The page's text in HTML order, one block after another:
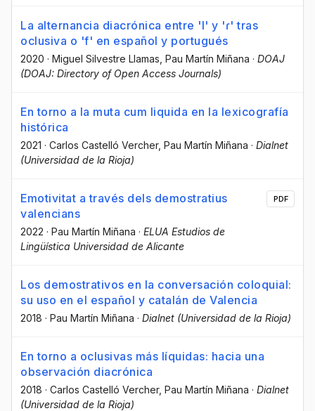
La alternancia diacrónica entre 'l' y 'ɾ' tras
oclusiva o 'f' en español y portugués
2020 · Miguel Silvestre Llamas , Pau Martín Miñana · DOAJ
(DOAJ: Directory of Open Access Journals)
En torno a la muta cum liquida en la lexicografía
histórica
2021 · Carlos Castelló Vercher, Pau Martín Miñana · Dialnet
(Universidad de la Rioja)
Emotivitat a través dels demostratius
valencians
2022 · Pau Martín Miñana · ELUA Estudios de
Lingüística Universidad de Alicante
PDF
Los demostrativos en la conversación coloquial:
su uso en el español y catalán de Valencia
2018 · Pau Martín Miñana · Dialnet (Universidad de la Rioja)
En torno a oclusivas más líquidas: hacia una
observación diacrónica
2018 · Carlos Castelló Vercher, Pau Martín Miñana · Dialnet
(Universidad de la Rioja)